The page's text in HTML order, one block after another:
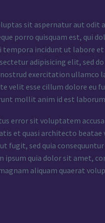
sit aspernatur aut odit
porro quisquam est, qui
tempora incidunt ut labore
adipisicing elit, sed
exercitation ullamco
velit esse cillum dolore eu
mollit anim id est
error sit voluptatem
et quasi architecto
fugit, sed quia
ipsum quia dolor sit amet,
aliquam quaerat